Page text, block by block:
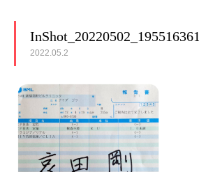
InShot_20220502_195516361
2022.05.2